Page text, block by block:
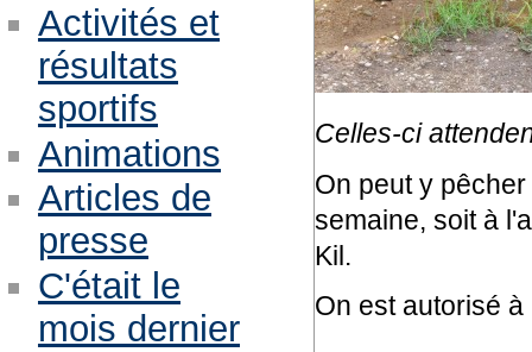
Celles-ci
On peut y
semaine, soit à
Kil.
On est autorisé
Activités et
résultats
sportifs
Animations
Articles de
presse
C'était le
mois dernier